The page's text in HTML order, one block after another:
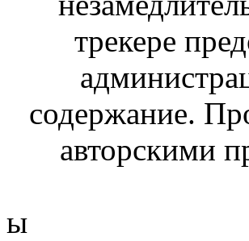
трекере
содержание.
авторскими
ы